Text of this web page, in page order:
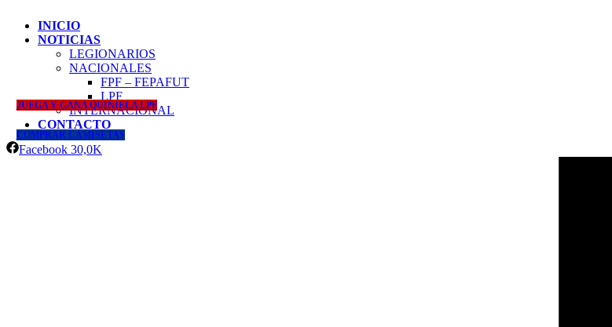
INICIO
NOTICIAS
LEGIONARIOS
NACIONALES
FPF – FEPAFUT
LPF
INTERNACIONAL
CONTACTO
JUEGA Y GANA QUINIELA LPF
COMPRAR CAMISETAS
Facebook 30,0K